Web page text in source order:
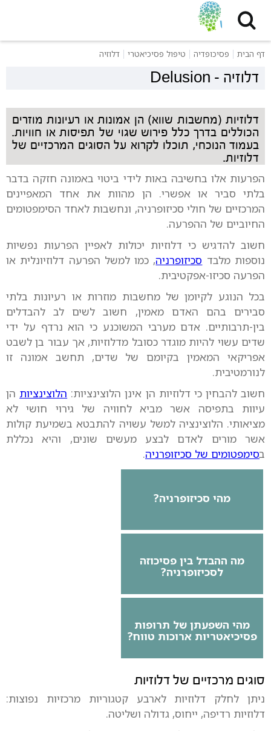
דף הבית פסיכופדיה טיפול פסיכיאטרי דלוזיה
Delusion - דלוזיה
דלוזיות (מחשבות שווא) הן אמונות או רעיונות מוזרים
הכוללים בדרך כלל פירוש שגוי של תפיסות או חוויות.
בעמוד הנוכחי, תוכלו לקרוא על הסוגים המרכזיים של
דלוזיות.
הפרעות אלו בחשיבה באות לידי ביטוי באמונה חזקה בדבר
בלתי סביר או אפשרי. הן מהוות את אחד המאפיינים
המרכזיים של חולי סכיזופרניה, ונחשבות לאחד הסימפטומים
החיוביים של ההפרעה.
חשוב להדגיש כי דלוזיות יכולות לאפיין הפרעות נפשיות
נוספות מלבד סכיזופרניה, כמו למשל הפרעה דלוזיונלית או
הפרעה סכיזו-אפקטיבית.
בכל הנוגע לקיומן של מחשבות מוזרות או רעיונות בלתי
סבירים בהם האדם מאמין, חשוב לשים לב להבדלים
בין-תרבותיים. אדם מערבי המשוכנע כי הוא נרדף על ידי
שדים עשוי להיות מוגדר כסובל מדלוזיות, אך עבור בן לשבט
אפריקאי המאמין בקיומם של שדים, תחשב אמונה זו
לנורמטיבית.
חשוב להבחין כי דלוזיות הן אינן הלוצינציות: הלוצינציות הן
עיוות בתפיסה אשר מביא לחוויה של גירוי חושי לא
מציאותי. הלוצינציה למשל עשויה להתבטא בשמיעת קולות
אשר מורים לאדם לבצע מעשים שונים, והיא נכללת
בסימפטומים של סכיזופרניה.
מהי סכיזופרניה?
מה ההבדל בין פסיכוזה
לסכיזופרניה?
מהי השפעתן של תרופות
פסיכיאטריות ארוכות טווח?
סוגים מרכזיים של דלוזיות
ניתן לחלק דלוזיות לארבע קטגוריות מרכזיות נפוצות:
דלוזיות רדיפה, ייחוס, גדולה ושליטה.